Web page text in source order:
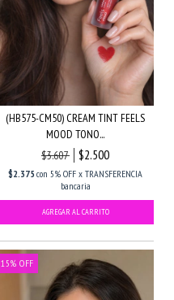
(HB575-CM50) CREAM TINT FEELS
MOOD TONO...
$3.607
$2.500
$2.375 con 5% OFF x TRANSFERENCIA
bancaria
15% OFF